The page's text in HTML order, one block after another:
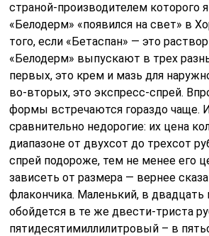
страной-производителем которого
«Белодерм» «появился на свет» в
того, если «Бетаспан» — это
«Белодерм» выпускают в трех
первых, это крем и мазь для
во-вторых, это экспресс-спрей.
формы встречаются гораздо чаще.
сравнительно недорогие: их цена
диапазоне от двухсот до трехсот
спрей подороже, тем не менее его
зависеть от размера — вернее
флакончика. Маленький, в двадцать
обойдется в те же двести-триста
пятидесятимиллилитровый – в